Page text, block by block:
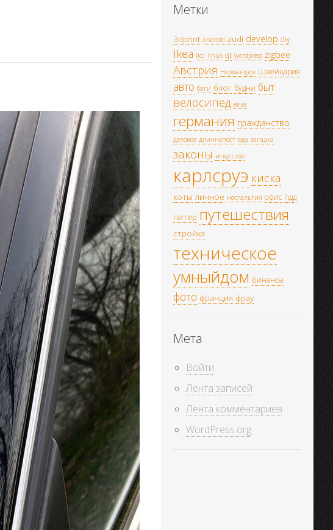
Метки
3dprint android audi develop diy
Ikea lidl linux qt wordpress zigbee
Австрия Нормандия Швейцария
авто баги блог будни быт
велосипед виза
германия гражданство
деловое длиннопост еда загадка
законы искусство
карлсруэ киска
коты личное ностальгия офис пдд
питер путешествия
стройка
техническое
умныйдом финансы
фото франция фрау
Мета
Войти
Лента записей
Лента комментариев
WordPress.org